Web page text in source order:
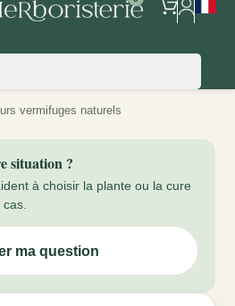
vermifuges naturels
situation ?
à choisir la plante ou la cure
cas.
ma question